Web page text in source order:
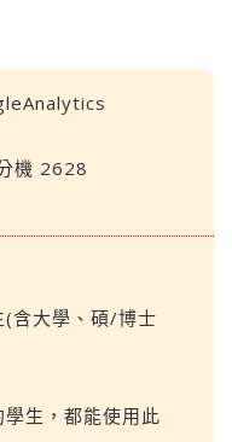
機 2628
(含大學、碩/博士
生，都能使用此